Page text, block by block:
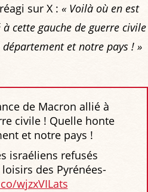
sur X : « Voilà où en est
cette gauche de guerre civile
et notre pays ! »
de Macron allié à
civile ! Quelle honte
et notre pays !
israéliens refusés
des Pyrénées-
wjzxVILats